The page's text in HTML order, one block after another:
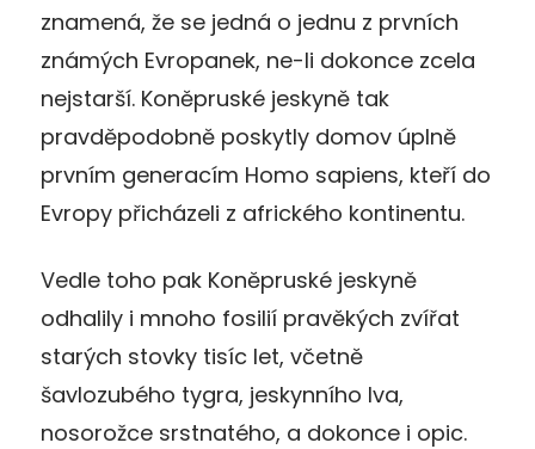
znamená, že se jedná o jednu z prvních
známých Evropanek, ne-li dokonce zcela
nejstarší. Koněpruské jeskyně tak
pravděpodobně poskytly domov úplně
prvním generacím Homo sapiens, kteří do
Evropy přicházeli z afrického kontinentu.
Vedle toho pak Koněpruské jeskyně
odhalily i mnoho fosilií pravěkých zvířat
starých stovky tisíc let, včetně
šavlozubého tygra, jeskynního lva,
nosorožce srstnatého, a dokonce i opic.